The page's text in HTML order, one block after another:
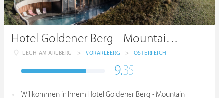
Hotel Goldener Berg - Mountain Selfcare Resort
LECH AM ARLBERG > VORARLBERG > ÖSTERREICH
9.35
Willkommen in Ihrem Hotel Goldener Berg - Mountain